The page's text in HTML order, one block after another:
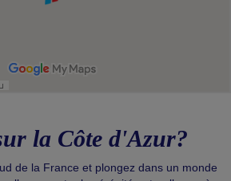
la Côte d'Azur?
de la France et plongez dans un monde